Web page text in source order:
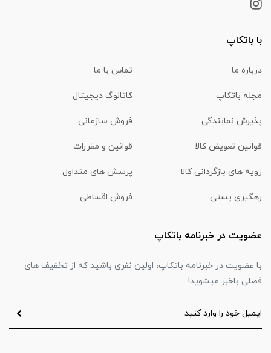
با باتکاپ
درباره ما تماس با ما
مجله باتکاپ کاتالوگ دیجیتال
پذیرش نمایندگی فروش سازمانی
قوانین تعویض کالا قوانین و مقررات
رویه های بازگردانی کالا پرسش های متداول
رهگیری پستی فروش اقساطی
عضویت در خبرنامه باتکاپ
با عضویت در خبرنامه باتکاپ، اولین نفری باشید که از تخفیف های
فصلی باخبر میشوید!